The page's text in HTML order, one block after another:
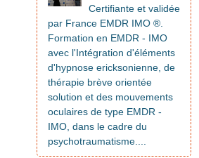
Certifiante et validée
par France EMDR IMO ®.
Formation en EMDR - IMO
avec l'Intégration d'éléments
d'hypnose ericksonienne, de
thérapie brève orientée
solution et des mouvements
oculaires de type EMDR -
IMO, dans le cadre du
psychotraumatisme....